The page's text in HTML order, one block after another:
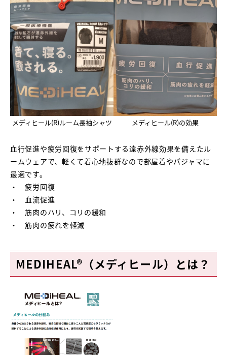
メディヒール(R)ルーム長袖シャツ メディヒール(R)の効果
血行促進や疲労回復をサポートする遠赤外線効果を備えたル
ームウェアで、軽くて着心地抜群なので部屋着やパジャマに
最適です。
・ 疲労回復
・ 血流促進
・ 筋肉のハリ、コリの緩和
・ 筋肉の疲れを軽減
MEDIHEAL®（メディヒール）とは？